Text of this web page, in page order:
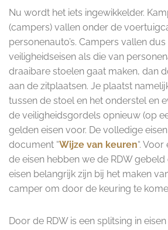
Nu wordt het iets ingewikkelder.
(campers) vallen onder de
personenauto’s. Campers vallen
veiligheidseisen als die van
draaibare stoelen gaat maken, dan
aan de zitplaatsen. Je plaatst
tussen de stoel en het onderstel en
de veiligheidsgordels opnieuw (op
gelden eisen voor. De volledige
document “Wijze van keuren“. Voor
de eisen hebben we de RDW
eisen belangrijk zijn bij het maken
camper om door de keuring te
Door de RDW is een splitsing in